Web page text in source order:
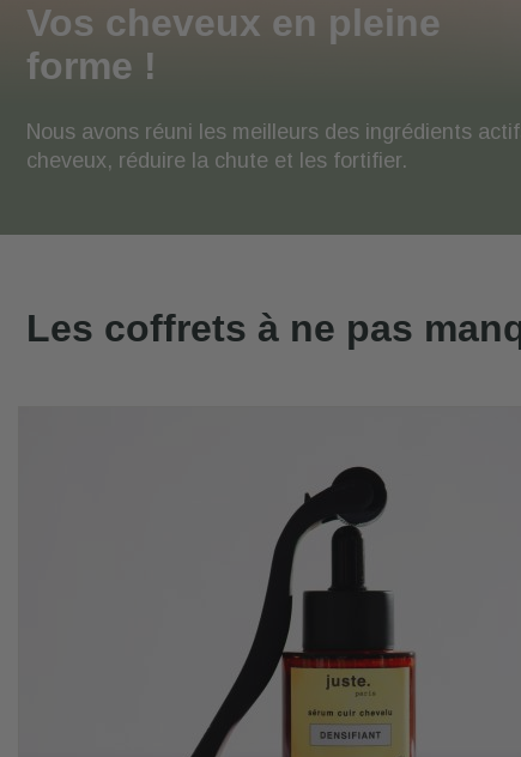
Vos cheveux en pleine
forme !
Nous avons réuni les meilleurs des ingrédients
cheveux, réduire la chute et les fortifier.
Les coffrets à ne pas
MON
Retrouver
mes
suivre
mes